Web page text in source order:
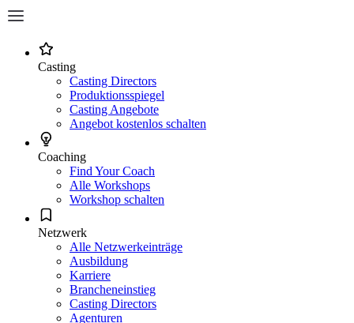
Casting
Casting Directors
Produktionsspiegel
Casting Angebote
Angebot kostenlos schalten
Coaching
Find Your Coach
Alle Workshops
Workshop schalten
Netzwerk
Alle Netzwerkeinträge
Ausbildung
Karriere
Brancheneinstieg
Casting Directors
Agenturen